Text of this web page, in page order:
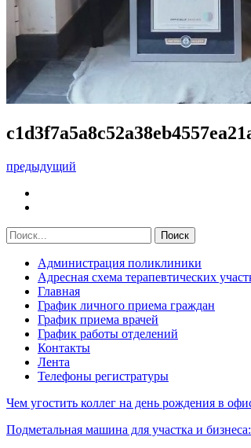
предыдущий
Администрация поликлиники
Адресная схема терапевтических
Главная
График личного приема граждан
График приема врачей
График работы отделений
Контакты
Лента
Телефоны регистратуры
Чем угостить коллег на день рождения в
Подметальная машина для участка и